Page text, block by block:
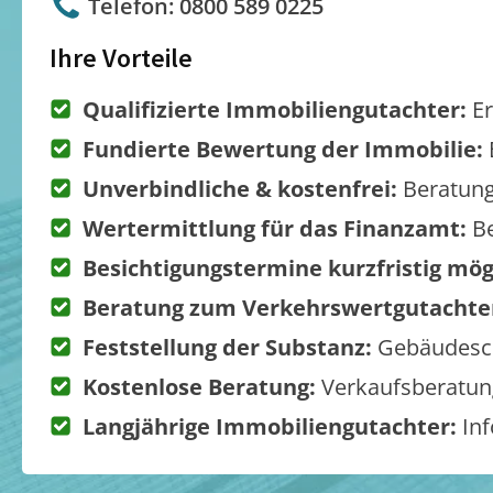
Telefon: 0800 589 0225
Ihre Vorteile
Qualifizierte Immobiliengutachter:
Fundierte Bewertung der Immobilie:
Unverbindliche & kostenfrei:
Wertermittlung für das Finanzamt:
Besichtigungstermine kurzfristig
Beratung zum
Feststellung der Substanz:
Kostenlose Beratung:
Langjährige Immobiliengutachter: